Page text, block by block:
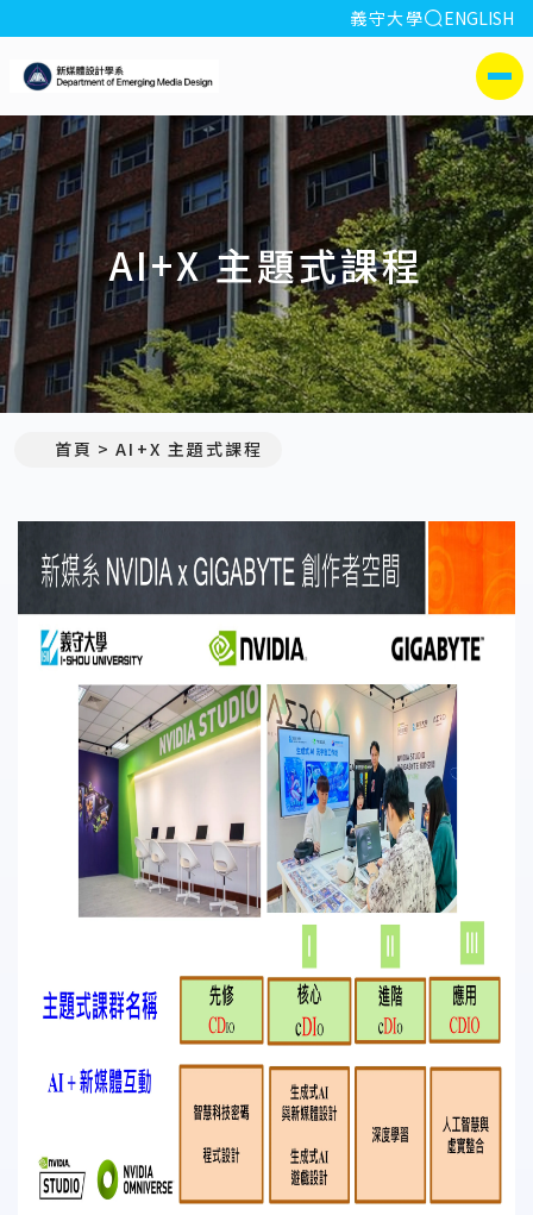
:::
義守大學 全站搜索
ENGLISH
側選單
AI+X 主題式課程
首頁 AI+X 主題式課程